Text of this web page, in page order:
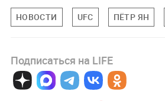
НОВОСТИ UFC ПЁТР ЯН
Подписаться на LIFE